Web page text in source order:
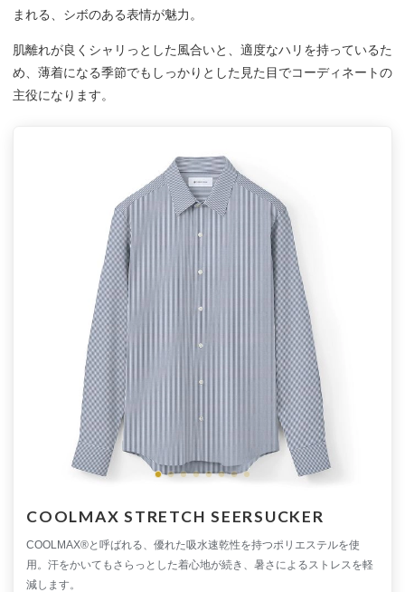
まれる、シボのある表情が魅力。
肌離れが良くシャリっとした風合いと、適度なハリを持っているた
め、薄着になる季節でもしっかりとした見た目でコーディネートの
主役になります。
COOLMAX STRETCH SEERSUCKER
COOLMAX®と呼ばれる、優れた吸水速乾性を持つポリエステルを使
用。汗をかいてもさらっとした着心地が続き、暑さによるストレスを軽
減します。